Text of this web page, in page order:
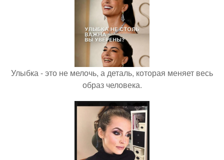
Улыбка - это не мелочь, а деталь, которая меняет весь
образ человека.